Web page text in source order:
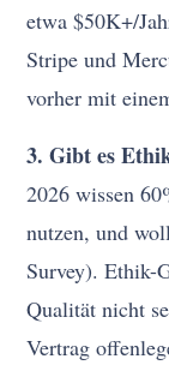
etwa $50K+/
Stripe und
vorher mit
3. Gibt es
2026 wissen
nutzen, und
Survey). Ethik-
Qualität nicht
Vertrag